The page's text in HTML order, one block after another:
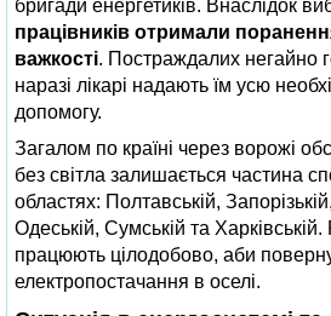
бригади енергетиків. Внаслідок
працівників отримали
важкості. Постраждалих негайно
наразі лікарі надають їм усю
допомогу.
Загалом по країні через ворожі
без світла залишається частина
областях: Полтавській,
Одеській, Сумській та
працюють цілодобово, аби
електропостачання в оселі.